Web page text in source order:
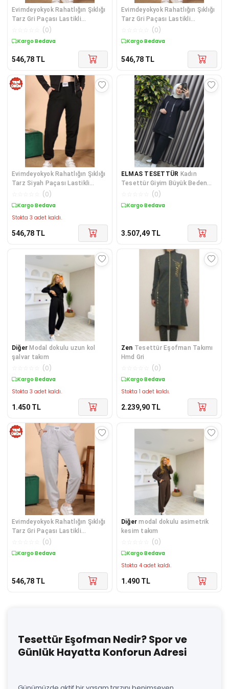
Evimdeyokyok Rahatlığın Şıklığı
Tarz Gri Paçası Lastikli
Eşofman Altı Lisinya Çok Renkli
(0)
Kargo Bedava
546,78 TL
Evimdeyokyok Rahatlığın Şıklığı
Tarz Gri Paçası Lastikli
Eşofman Altı Lisinya Çok Renkli
(0)
Kargo Bedava
546,78 TL
Evimdeyokyok Rahatlığın Şıklığı
Tarz Siyah Paçası Lastikli
Eşofman Altı Lisinya Çok Renkli
(0)
Kargo Bedava
Stokta 3 adet kaldı.
546,78 TL
ELMAS TESETTÜR Kadın
Tesettür Giyim Büyük Beden
Kapşonlu Spor İkili Takım
(0)
Kargo Bedava
3.507,49 TL
Diğer Modal dokulu uzun kol
şalvar takım
(0)
Kargo Bedava
Stokta 3 adet kaldı.
1.450 TL
Zen Tesettür Eşofman Takımı
Hmd Gri
(0)
Kargo Bedava
Stokta 1 adet kaldı.
2.239,90 TL
Evimdeyokyok Rahatlığın Şıklığı
Tarz Gri Paçası Lastikli
Eşofman Altı Lisinya Çok Renkli
(0)
Kargo Bedava
546,78 TL
Diğer modal dokulu asimetrik
kesim takım
(0)
Kargo Bedava
Stokta 4 adet kaldı.
1.490 TL
Tesettür Eşofman Nedir? Spor ve
Günlük Hayatta Konforun Adresi